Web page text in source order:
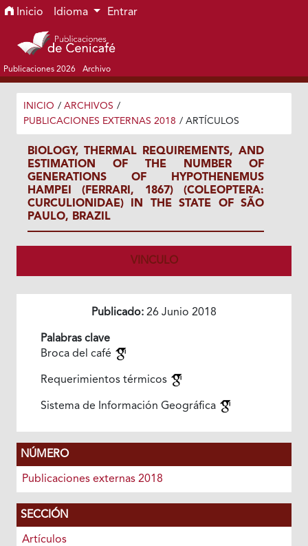
Ir al menú de navegación principal
Ir al contenido principal
Ir al pie de página del sitio
Inicio Idioma Entrar
Publicaciones 2026 Archivo
INICIO / ARCHIVOS /
PUBLICACIONES EXTERNAS 2018 / ARTÍCULOS
BIOLOGY, THERMAL REQUIREMENTS, AND
ESTIMATION OF THE NUMBER OF
GENERATIONS OF HYPOTHENEMUS
HAMPEI (FERRARI, 1867) (COLEOPTERA:
CURCULIONIDAE) IN THE STATE OF SÃO
PAULO, BRAZIL
VINCULO
Publicado: 26 Junio 2018
Palabras clave
Broca del café
Requerimientos térmicos
Sistema de Información Geográfica
NÚMERO
Publicaciones externas 2018
SECCIÓN
Artículos